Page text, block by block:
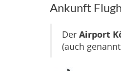
Ankunft
Der Airport
(auch